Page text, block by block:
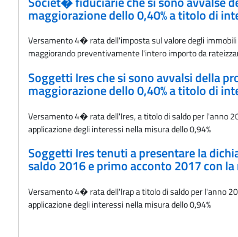
maggiorazione dello 0,40% a titolo di
Versamento 4� rata dell'imposta sul valore degli
maggiorando preventivamente l'intero importo da
Soggetti Ires che si sono avvalsi della
maggiorazione dello 0,40% a titolo di
Versamento 4� rata dell'Ires, a titolo di saldo per l'anno
applicazione degli interessi nella misura dello 0,94%
Soggetti Ires tenuti a presentare la
saldo 2016 e primo acconto 2017 con
Versamento 4� rata dell'Irap a titolo di saldo per l'anno
applicazione degli interessi nella misura dello 0,94%